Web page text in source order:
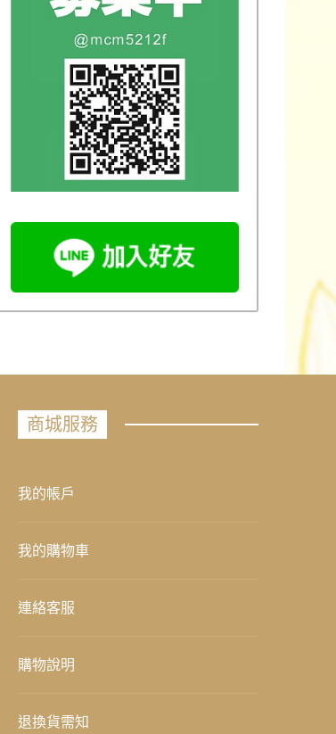
商城服務
我的帳戶
我的購物車
連絡客服
購物說明
退換貨需知